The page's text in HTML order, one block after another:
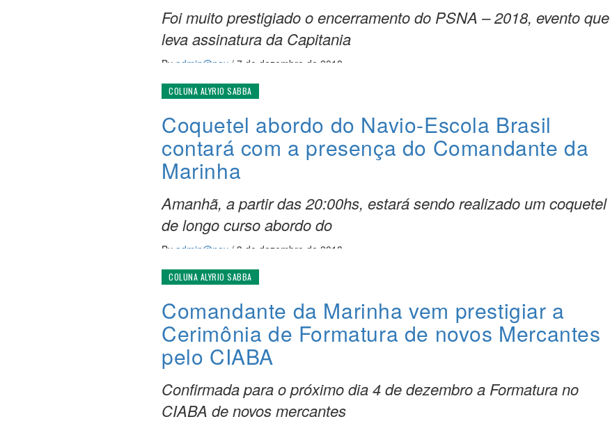
Foi muito prestigiado o encerramento do PSNA – 2018, evento que
leva assinatura da Capitania
By admin@nav / 7 de dezembro de 2018
COLUNA ALYRIO SABBA
Coquetel abordo do Navio-Escola Brasil
contará com a presença do Comandante da
Marinha
Amanhã, a partir das 20:00hs, estará sendo realizado um coquetel
de longo curso abordo do
By admin@nav / 3 de dezembro de 2018
COLUNA ALYRIO SABBA
Comandante da Marinha vem prestigiar a
Cerimônia de Formatura de novos Mercantes
pelo CIABA
Confirmada para o próximo dia 4 de dezembro a Formatura no
CIABA de novos mercantes